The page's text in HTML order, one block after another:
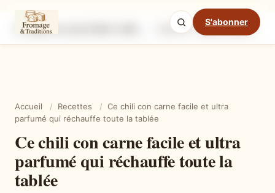
S'abonner
Ingrédients Étapes
Mode cuisine
Accueil / Recettes / Ce chili con carne facile et ultra
parfumé qui réchauffe toute la tablée
Ce chili con carne facile et ultra
parfumé qui réchauffe toute la
tablée